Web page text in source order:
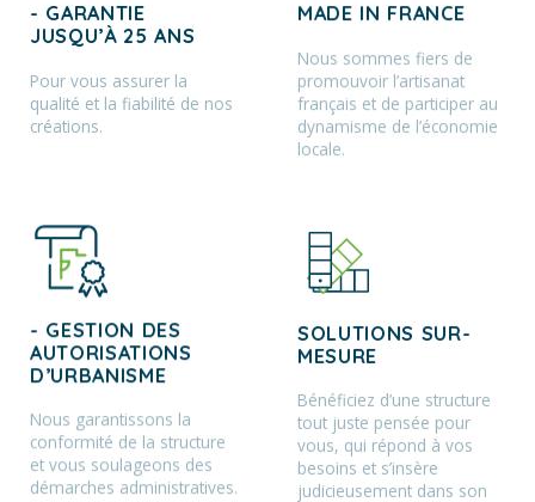
- GARANTIE
JUSQU’À 25 ANS
Pour vous assurer la
qualité et la fiabilité de nos
créations.
MADE IN FRANCE
Nous sommes fiers de
promouvoir l’artisanat
français et de participer au
dynamisme de l’économie
locale.
- GESTION DES
AUTORISATIONS
D’URBANISME
Nous garantissons la
conformité de la structure
et vous soulageons des
démarches administratives.
SOLUTIONS SUR-
MESURE
Bénéficiez d’une structure
tout juste pensée pour
vous, qui répond à vos
besoins et s’insère
judicieusement dans son